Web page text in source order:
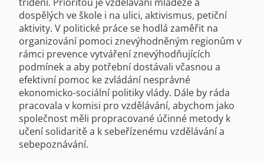
dospělých ve škole i na ulici, aktivismus, petiční
aktivity. V politické práce se hodlá zaměřit na
organizování pomoci znevýhodněným regionům v
rámci prevence vytváření znevýhodňujících
podmínek a aby potřební dostávali včasnou a
efektivní pomoc ke zvládání nesprávné
ekonomicko-sociální politiky vlády. Dále by ráda
pracovala v komisi pro vzdělávání, abychom jako
společnost měli propracované účinné metody k
učení solidaritě a k sebeřízenému vzdělávání a
sebepoznávání.